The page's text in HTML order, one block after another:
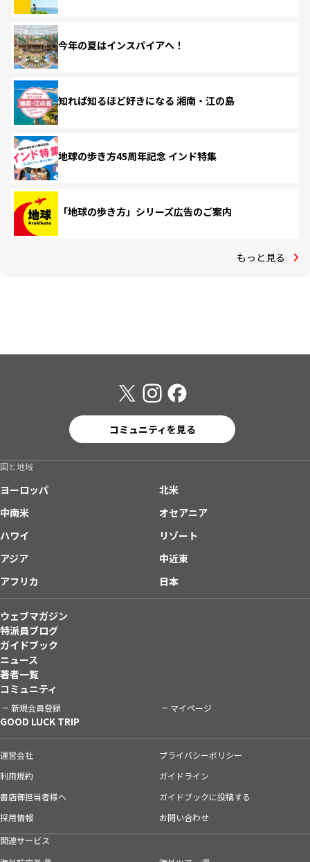
今年の夏はインスパイアへ！
知れば知るほど好きになる 湘南・江の島
地球の歩き方45周年記念 インド特集
「地球の歩き方」シリーズ広告のご案内
もっと見る
コミュニティを見る
国と地域
ヨーロッパ
北米
中南米
オセアニア
ハワイ
リゾート
アジア
中近東
アフリカ
日本
ウェブマガジン
特派員ブログ
ガイドブック
ニュース
著者一覧
コミュニティ
新規会員登録 マイページ
GOOD LUCK TRIP
運営会社
プライバシーポリシー
利用規約
ガイドライン
書店御担当者様へ
ガイドブックに投稿する
採用情報
お問い合わせ
関連サービス